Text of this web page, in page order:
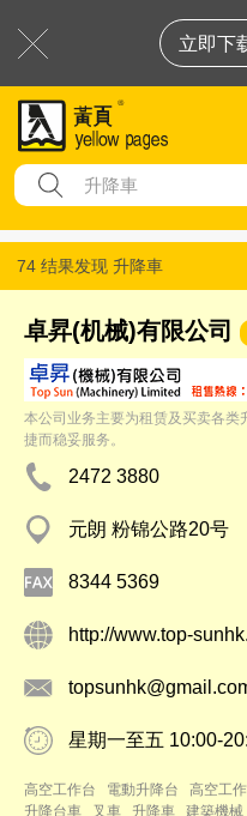
立即下
74 结果发现 升降車
卓昇(机械)有限公司
本公司业务主要为租赁及买卖各
捷而稳妥服务。
2472 3880
元朗 粉锦公路20号
8344 5369
http://www.top-
星期一至五 10:00-
高空工作台 電動升降台 高空工
升降台車
叉車 升降車 建築機械